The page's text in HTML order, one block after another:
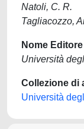
Natoli, C. R.
Tagliacozzo,
Nome Editore
Università
Collezione di
Università